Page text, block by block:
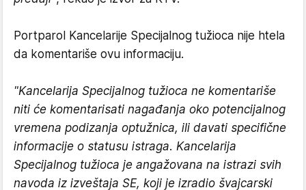
Portparol Kancelarije Specijalnog tužioca nije htela
da komentariše ovu informaciju.
"Kancelarija Specijalnog tužioca ne komentariše
niti će komentarisati nagađanja oko potencijalnog
vremena podizanja optužnica, ili davati specifične
informacije o statusu istraga. Kancelarija
Specijalnog tužioca je angažovana na istrazi svih
navoda iz izveštaja SE, koji je izradio švajcarski